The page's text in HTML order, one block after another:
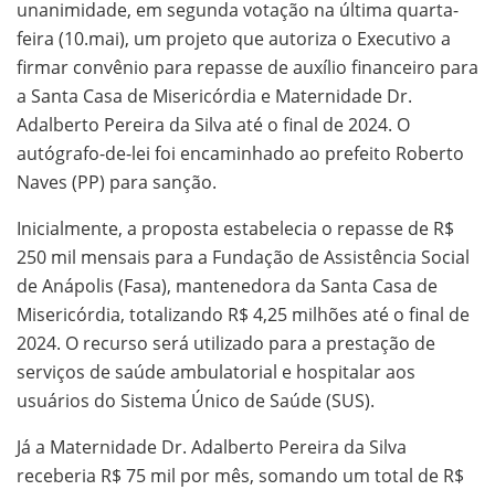
unanimidade, em segunda votação na última quarta-
feira (10.mai), um projeto que autoriza o Executivo a
firmar convênio para repasse de auxílio financeiro para
a Santa Casa de Misericórdia e Maternidade Dr.
Adalberto Pereira da Silva até o final de 2024. O
autógrafo-de-lei foi encaminhado ao prefeito Roberto
Naves (PP) para sanção.
Inicialmente, a proposta estabelecia o repasse de R$
250 mil mensais para a Fundação de Assistência Social
de Anápolis (Fasa), mantenedora da Santa Casa de
Misericórdia, totalizando R$ 4,25 milhões até o final de
2024. O recurso será utilizado para a prestação de
serviços de saúde ambulatorial e hospitalar aos
usuários do Sistema Único de Saúde (SUS).
Já a Maternidade Dr. Adalberto Pereira da Silva
receberia R$ 75 mil por mês, somando um total de R$